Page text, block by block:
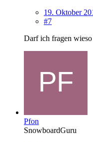
19. Oktober
#7
Darf ich fragen
Pfon
SnowboardGuru